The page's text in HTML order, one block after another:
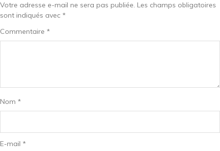
Votre adresse e-mail ne sera pas publiée. Les champs obligatoires
sont indiqués avec *
Commentaire *
Nom *
E-mail *